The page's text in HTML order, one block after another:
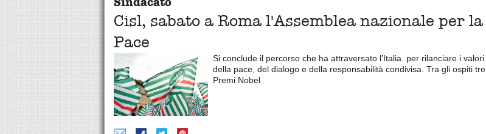
Cisl, sabato a Roma l'Assemblea nazionale per la
Pace
Si conclude il percorso che ha attraversato l’Italia. per rilanciare i valori
della pace, del dialogo e della responsabilità condivisa. Tra gli ospiti tre
Premi Nobel